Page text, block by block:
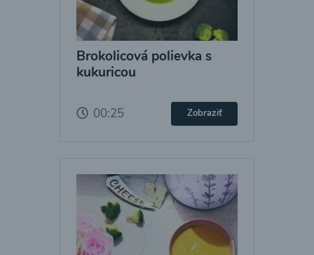
Brokolicová polievka s
kukuricou
00:25 Zobraziť